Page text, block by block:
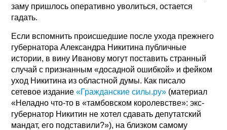
заму пришлось оперативно уволиться, остается
гадать.
Если вспомнить происшедшие после ухода прежнего
губернатора Александра Никитина публичные
истории, в вину Иванову могут поставить странный
случай с признанным «досадной ошибкой» и фейком
уход Никитина из областной думы. Как писало
сетевое издание«Гражданские силы.ру» (материал
«Неладно что-то в «тамбовском королевстве»: экс-
губернатор Никитин не хотел сдавать депутатский
мандат, его подставили?»), на близком самому